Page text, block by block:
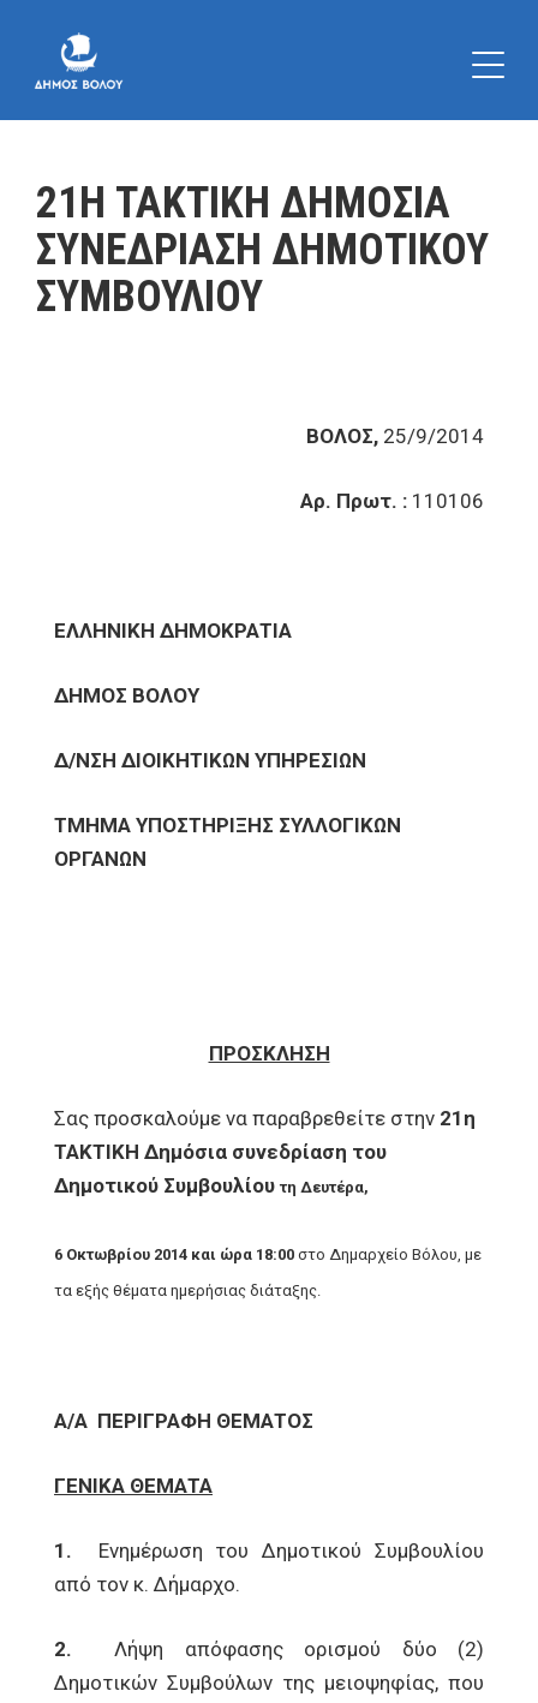
21Η ΤΑΚΤΙΚΗ ΔΗΜΟΣΙΑ
ΣΥΝΕΔΡΙΑΣΗ ΔΗΜΟΤΙΚΟΥ
ΣΥΜΒΟΥΛΙΟΥ
ΒΟΛΟΣ, 25/9/2014
Αρ. Πρωτ. : 110106
ΕΛΛΗΝΙΚΗ ΔΗΜΟΚΡΑΤΙΑ
ΔΗΜΟΣ ΒΟΛΟΥ
Δ/ΝΣΗ ΔΙΟΙΚΗΤΙΚΩΝ ΥΠΗΡΕΣΙΩΝ
ΤΜΗΜΑ ΥΠΟΣΤΗΡΙΞΗΣ ΣΥΛΛΟΓΙΚΩΝ
ΟΡΓΑΝΩΝ
ΠΡΟΣΚΛΗΣΗ
Σας προσκαλούμε να παραβρεθείτε στην 21η
ΤΑΚΤΙΚΗ Δημόσια συνεδρίαση του
Δημοτικού Συμβουλίου τη Δευτέρα,
6 Οκτωβρίου 2014 και ώρα 18:00 στο Δημαρχείο Βόλου, με
τα εξής θέματα ημερήσιας διάταξης.
Α/Α ΠΕΡΙΓΡΑΦΗ ΘΕΜΑΤΟΣ
ΓΕΝΙΚΑ ΘΕΜΑΤΑ
1. Ενημέρωση του Δημοτικού Συμβουλίου
από τον κ. Δήμαρχο.
2.
Λήψη απόφασης ορισμού δύο (2)
Δημοτικών Συμβούλων της μειοψηφίας, που